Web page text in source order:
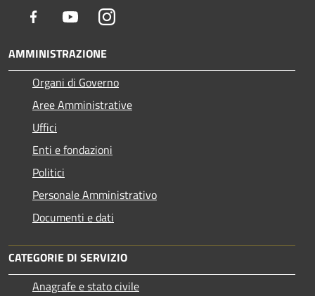
Facebook YoutubeInstagram
AMMINISTRAZIONE
Organi di Governo
Aree Amministrative
Uffici
Enti e fondazioni
Politici
Personale Amministrativo
Documenti e dati
CATEGORIE DI SERVIZIO
Anagrafe e stato civile